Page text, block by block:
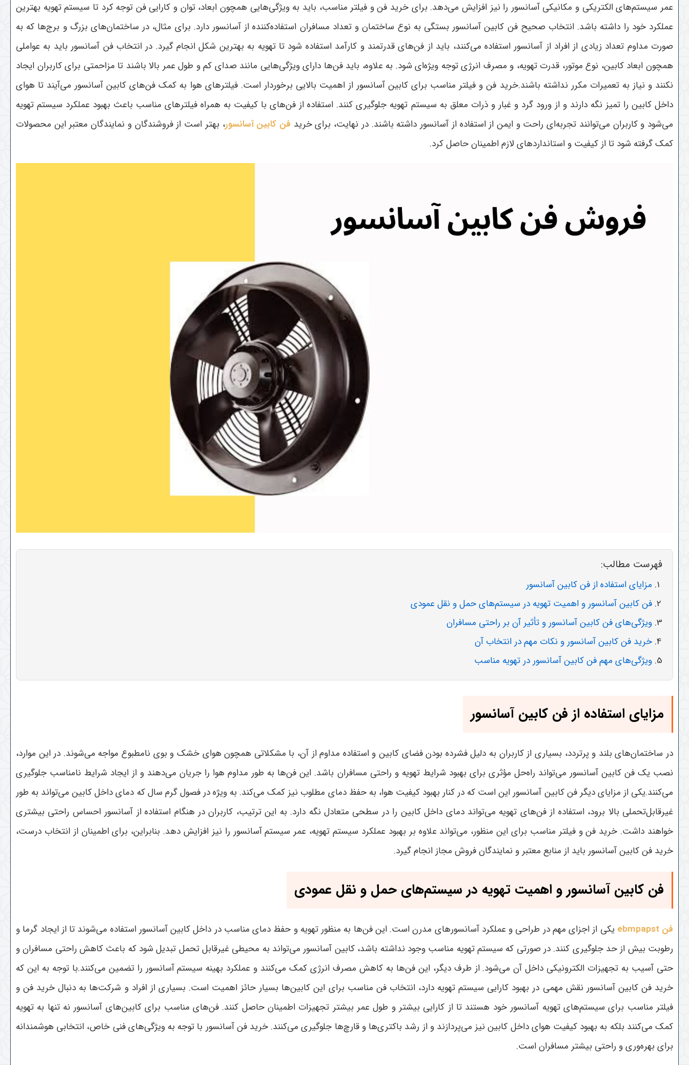
عمر سیستم‌های الکتریکی و مکانیکی آسانسور را نیز افزایش می‌دهد. برای خرید فن و فیلتر مناسب، باید به ویژگی‌هایی همچون ابعاد، توان و کارایی فن توجه کرد تا سیستم تهویه بهترین
عملکرد خود را داشته باشد. انتخاب صحیح فن کابین آسانسور بستگی به نوع ساختمان و تعداد مسافران استفاده‌کننده از آسانسور دارد. برای مثال، در ساختمان‌های بزرگ و برج‌ها که به
صورت مداوم تعداد زیادی از افراد از آسانسور استفاده می‌کنند، باید از فن‌های قدرتمند و کارآمد استفاده شود تا تهویه به بهترین شکل انجام گیرد. در انتخاب فن آسانسور باید به عواملی
همچون ابعاد کابین، نوع موتور، قدرت تهویه، و مصرف انرژی توجه ویژه‌ای شود. به علاوه، باید فن‌ها دارای ویژگی‌هایی مانند صدای کم و طول عمر بالا باشند تا مزاحمتی برای کاربران ایجاد
نکنند و نیاز به تعمیرات مکرر نداشته باشند.خرید فن و فیلتر مناسب برای کابین آسانسور از اهمیت بالایی برخوردار است. فیلترهای هوا به کمک فن‌های کابین آسانسور می‌آیند تا هوای
داخل کابین را تمیز نگه دارند و از ورود گرد و غبار و ذرات معلق به سیستم تهویه جلوگیری کنند. استفاده از فن‌های با کیفیت به همراه فیلترهای مناسب باعث بهبود عملکرد سیستم تهویه
می‌شود و کاربران می‌توانند تجربه‌ای راحت و ایمن از استفاده از آسانسور داشته باشند. در نهایت، برای خرید فن کابین آسانسور، بهتر است از فروشندگان و نمایندگان معتبر این محصولات
کمک گرفته شود تا از کیفیت و استانداردهای لازم اطمینان حاصل کرد.
فهرست مطالب:
مزایای استفاده از فن کابین آسانسور
فن کابین آسانسور و اهمیت تهویه در سیستم‌های حمل و نقل عمودی
ویژگی‌های فن کابین آسانسور و تأثیر آن بر راحتی مسافران
خرید فن کابین آسانسور و نکات مهم در انتخاب آن
ویژگی‌های مهم فن کابین آسانسور در تهویه مناسب
مزایای استفاده از فن کابین آسانسور
در ساختمان‌های بلند و پرتردد، بسیاری از کاربران به دلیل فشرده بودن فضای کابین و استفاده مداوم از آن، با مشکلاتی همچون هوای خشک و بوی نامطبوع مواجه می‌شوند. در این موارد،
نصب یک فن کابین آسانسور می‌تواند راه‌حل مؤثری برای بهبود شرایط تهویه و راحتی مسافران باشد. این فن‌ها به طور مداوم هوا را جریان می‌دهند و از ایجاد شرایط نامناسب جلوگیری
می‌کنند.یکی از مزایای دیگر فن کابین آسانسور این است که در کنار بهبود کیفیت هوا، به حفظ دمای مطلوب نیز کمک می‌کند. به ویژه در فصول گرم سال که دمای داخل کابین می‌تواند به طور
غیرقابل‌تحملی بالا برود، استفاده از فن‌های تهویه می‌تواند دمای داخل کابین را در سطحی متعادل نگه دارد. به این ترتیب، کاربران در هنگام استفاده از آسانسور احساس راحتی بیشتری
خواهند داشت. خرید فن و فیلتر مناسب برای این منظور، می‌تواند علاوه بر بهبود عملکرد سیستم تهویه، عمر سیستم آسانسور را نیز افزایش دهد. بنابراین، برای اطمینان از انتخاب درست،
خرید فن کابین آسانسور باید از منابع معتبر و نمایندگان فروش مجاز انجام گیرد.
فن کابین آسانسور و اهمیت تهویه در سیستم‌های حمل و نقل عمودی
فن‌ ebmpapst
یکی از اجزای مهم در طراحی و عملکرد آسانسورهای مدرن است. این فن‌ها به منظور تهویه و حفظ دمای مناسب در داخل کابین آسانسور استفاده می‌شوند تا از ایجاد گرما و
رطوبت بیش از حد جلوگیری کنند. در صورتی که سیستم تهویه مناسب وجود نداشته باشد، کابین آسانسور می‌تواند به محیطی غیرقابل تحمل تبدیل شود که باعث کاهش راحتی مسافران و
حتی آسیب به تجهیزات الکترونیکی داخل آن می‌شود. از طرف دیگر، این فن‌ها به کاهش مصرف انرژی کمک می‌کنند و عملکرد بهینه سیستم آسانسور را تضمین می‌کنند.با توجه به این که
خرید فن کابین آسانسور نقش مهمی در بهبود کارایی سیستم تهویه دارد، انتخاب فن مناسب برای این کابین‌ها بسیار حائز اهمیت است. بسیاری از افراد و شرکت‌ها به دنبال خرید فن و
فیلتر مناسب برای سیستم‌های تهویه آسانسور خود هستند تا از کارایی بیشتر و طول عمر بیشتر تجهیزات اطمینان حاصل کنند. فن‌های مناسب برای کابین‌های آسانسور نه تنها به تهویه
کمک می‌کنند بلکه به بهبود کیفیت هوای داخل کابین نیز می‌پردازند و از رشد باکتری‌ها و قارچ‌ها جلوگیری می‌کنند. خرید فن آسانسور با توجه به ویژگی‌های فنی خاص، انتخابی هوشمندانه
برای بهره‌وری و راحتی بیشتر مسافران است.